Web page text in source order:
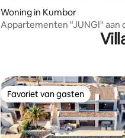
Woning in Kumbor
Appartementen "JUNGI" aan
Favoriet van gasten
Favoriet van gasten